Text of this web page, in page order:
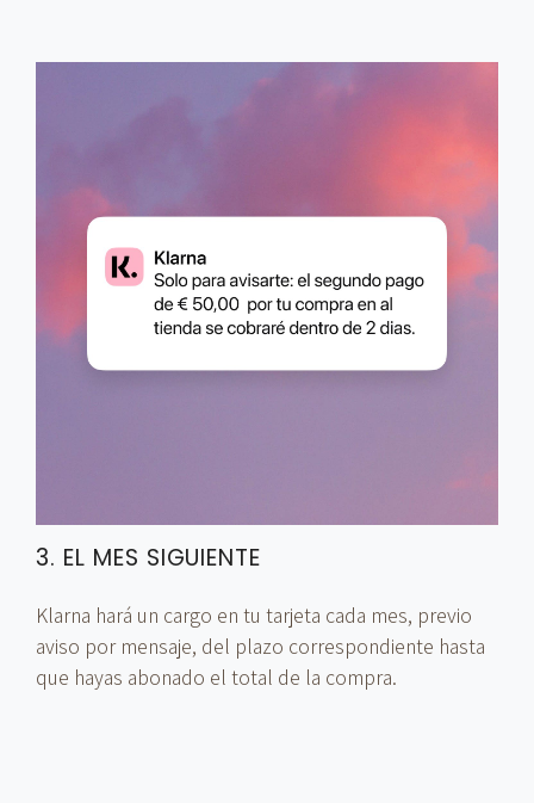
3. EL MES SIGUIENTE
Klarna hará un cargo en tu tarjeta cada mes, previo
aviso por mensaje, del plazo correspondiente hasta
que hayas abonado el total de la compra.